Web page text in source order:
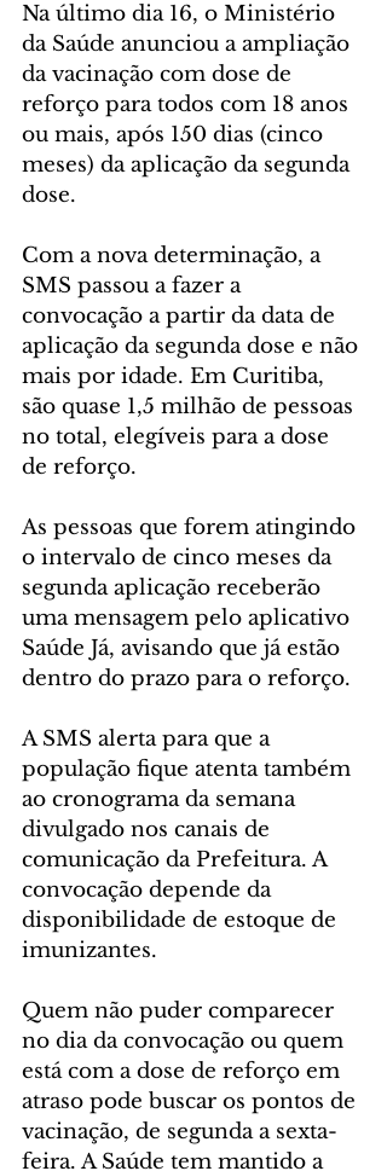
Na último dia 16, o Ministério
da Saúde anunciou a ampliação
da vacinação com dose de
reforço para todos com 18 anos
ou mais, após 150 dias (cinco
meses) da aplicação da segunda
dose.
Com a nova determinação, a
SMS passou a fazer a
convocação a partir da data de
aplicação da segunda dose e não
mais por idade. Em Curitiba,
são quase 1,5 milhão de pessoas
no total, elegíveis para a dose
de reforço.
As pessoas que forem atingindo
o intervalo de cinco meses da
segunda aplicação receberão
uma mensagem pelo aplicativo
Saúde Já, avisando que já estão
dentro do prazo para o reforço.
A SMS alerta para que a
população fique atenta também
ao cronograma da semana
divulgado nos canais de
comunicação da Prefeitura. A
convocação depende da
disponibilidade de estoque de
imunizantes.
Quem não puder comparecer
no dia da convocação ou quem
está com a dose de reforço em
atraso pode buscar os pontos de
vacinação, de segunda a sexta-
feira. A Saúde tem mantido a